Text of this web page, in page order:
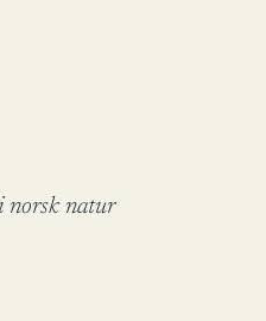
norsk natur